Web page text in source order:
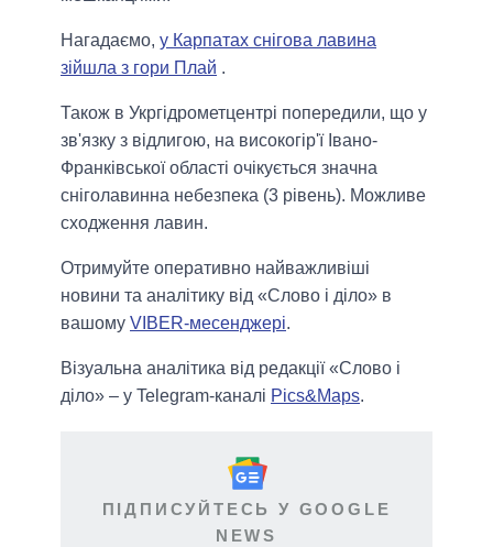
Нагадаємо, у Карпатах снігова лавина
зійшла з гори Плай .
Також в Укргідрометцентрі попередили, що у
зв'язку з вiдлигою, на високогiр'ї Iвано-
Франкiвської областi очiкується значна
снiголавинна небезпека (3 рiвень). Можливе
сходження лавин.
Отримуйте оперативно найважливіші
новини та аналітику від «Слово і діло» в
вашому VIBER-месенджері.
Візуальна аналітика від редакції «Слово і
діло» – у Telegram-каналі Pics&Maps.
ПІДПИСУЙТЕСЬ У GOOGLE
NEWS